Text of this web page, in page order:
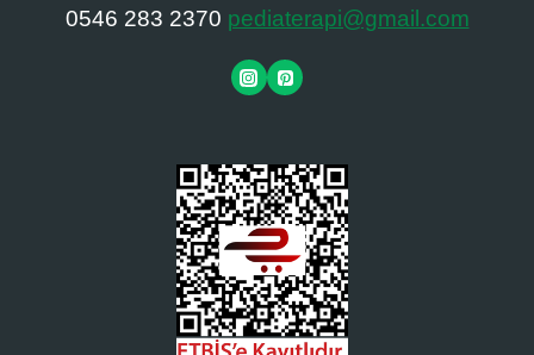
0546 283 2370 pediaterapi@gmail.com